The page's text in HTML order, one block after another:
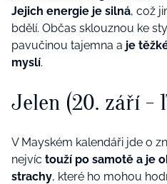
Jejich energie je silná, což
bdělí. Občas sklouznou ke
pavučinou tajemna a je
myslí.
Jelen (20. září -
V Mayském kalendáři jde o
nejvíc touží po samotě a je
strachy, které ho mohou